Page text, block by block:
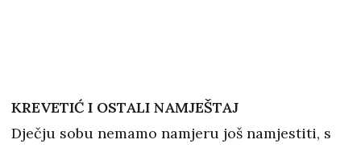
KREVETIĆ I OSTALI NAMJEŠTAJ
Dječju sobu nemamo namjeru još namjestiti, s